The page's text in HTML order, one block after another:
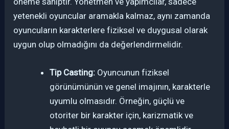
yetenekli oyuncular aramakla kalmaz, aynı zamanda
oyuncuların karakterlere fiziksel ve duygusal olarak
uygun olup olmadığını da değerlendirmelidir.
Tip Casting: Oyuncunun fiziksel
görünümünün ve genel imajının, karakterle
uyumlu olmasıdır. Örneğin, güçlü ve
otoriter bir karakter için, karizmatik ve